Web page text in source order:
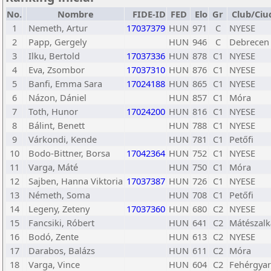
No. Nombre FIDE-ID FED Elo Gr
Club/
1
Nemeth, Artur 17037379 HUN 971 C
NYESE
2
Papp, Gergely HUN 946 C
Debrecen
3
Ilku, Bertold 17037336 HUN 878 C1
NYESE
4
Eva, Zsombor 17037310 HUN 876 C1
NYESE
5
Banfi, Emma Sara 17024188 HUN 865 C1
NYESE
6
Názon, Dániel HUN 857 C1
Móra
7
Toth, Hunor 17024200 HUN 816 C1
NYESE
8
Bálint, Benett HUN 788 C1
NYESE
9
Várkondi, Kende HUN 781 C1
Petőfi
10
Bodo-Bittner, Borsa 17042364 HUN 752 C1
NYESE
11
Varga, Máté HUN 750 C1
Móra
12
Sajben, Hanna Viktoria 17037387 HUN 726 C1
NYESE
13
Németh, Soma HUN 708 C1
Petőfi
14
Legeny, Zeteny 17037360 HUN 680 C2 NYESE
15
Fancsiki, Róbert HUN 641 C2
16
Bodó, Zente HUN 613 C2 NYESE
17
Darabos, Balázs HUN 611 C2 Móra
18
Varga, Vince HUN 604 C2